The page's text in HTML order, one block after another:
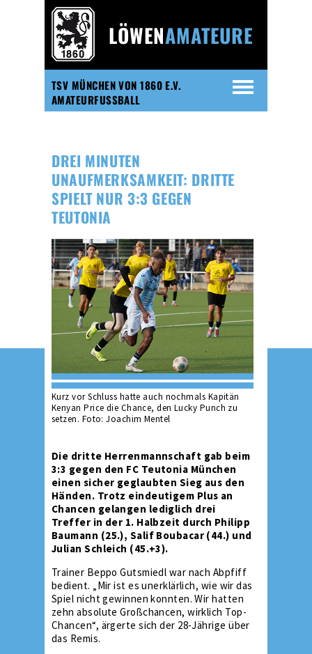
TSV MÜNCHEN VON 1860 E.V.
AMATEURFUSSBALL
LÖWENAMATEURE
DREI MINUTEN
UNAUFMERKSAMKEIT: DRITTE
SPIELT NUR 3:3 GEGEN
TEUTONIA
Kurz vor Schluss hatte auch nochmals Kapitän
Kenyan Price die Chance, den Lucky Punch zu
setzen. Foto: Joachim Mentel
Die dritte Herrenmannschaft gab beim
3:3 gegen den FC Teutonia München
einen sicher geglaubten Sieg aus den
Händen. Trotz eindeutigem Plus an
Chancen gelangen lediglich drei
Treffer in der 1. Halbzeit durch Philipp
Baumann (25.), Salif Boubacar (44.) und
Julian Schleich (45.+3).
Trainer Beppo Gutsmiedl war nach Abpfiff
bedient. „Mir ist es unerklärlich, wie wir das
Spiel nicht gewinnen konnten. Wir hatten
zehn absolute Großchancen, wirklich Top-
Chancen“, ärgerte sich der 28-Jährige über
das Remis.